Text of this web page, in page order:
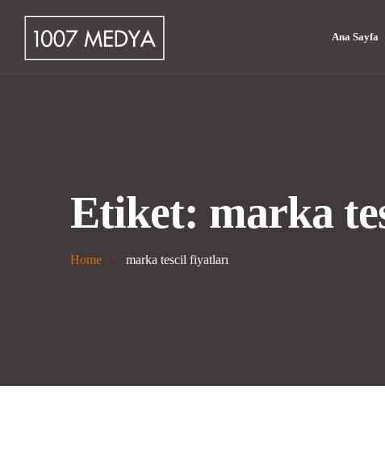
Ana Sayfa
Etiket: marka
Home marka tescil fiyatları